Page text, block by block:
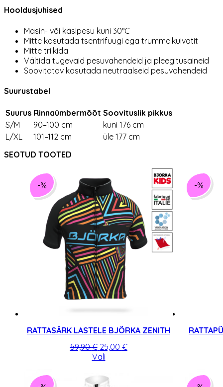
Hooldusjuhised
Masin- või käsipesu kuni 30°C
Mitte kasutada tsentrifuugi ega trummelkuivatit
Mitte triikida
Vältida tugevaid pesuvahendeid ja pleegitusaineid
Soovitatav kasutada neutraalseid pesuvahendeid
Suurustabel
Suurus Rinnaümbermõõt Soovituslik pikkus
S/M
90–100 cm
kuni 176 cm
L/XL
101–112 cm
üle 177 cm
SEOTUD TOOTED
-%
RATTASÄRK LASTELE BJÖRKA ZENITH
59,90€ Algne
hind
59,90 €.
25,00 €Praegune
ValiSellel
on
-%